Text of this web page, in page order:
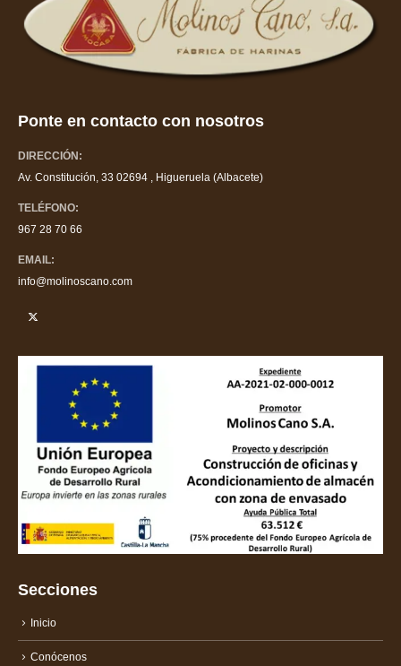
Ponte en contacto con nosotros
DIRECCIÓN:
Av. Constitución, 33 02694 , Higueruela (Albacete)
TELÉFONO:
967 28 70 66
EMAIL:
info@molinoscano.com
Secciones
Inicio
Conócenos